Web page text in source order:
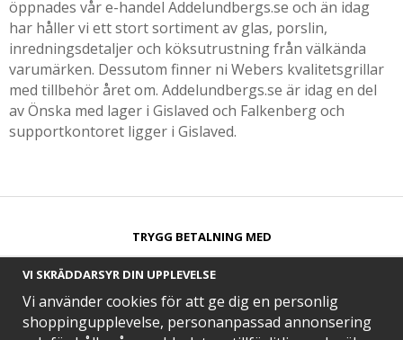
öppnades vår e-handel Addelundbergs.se och än idag
har håller vi ett stort sortiment av glas, porslin,
inredningsdetaljer och köksutrustning från välkända
varumärken. Dessutom finner ni Webers kvalitetsgrillar
med tillbehör året om. Addelundbergs.se är idag en del
av Önska med lager i Gislaved och Falkenberg och
supportkontoret ligger i Gislaved.
TRYGG BETALNING MED​
VI SKRÄDDARSYR DIN UPPLEVELSE
Vi använder cookies för att ge dig en personlig
shoppingupplevelse, personanpassad annonsering